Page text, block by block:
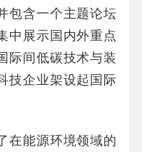
包含一个主题论坛
中展示国内外重点
际间低碳技术与装
技企业架设起国际
在能源环境领域的